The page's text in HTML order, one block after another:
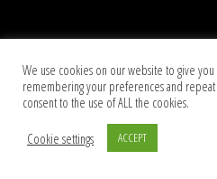
We use cookies on our website to give
remembering your preferences and repeat
consent to the use of ALL the cookies.
Cookie settings
ACCEPT